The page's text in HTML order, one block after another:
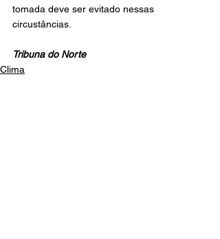
tomada deve ser evitado nessas
circustâncias.
Tribuna do Norte
Clima